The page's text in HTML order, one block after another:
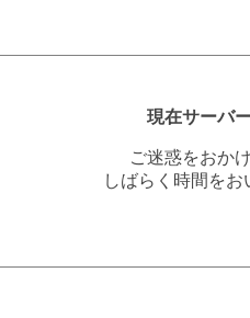
現在サーバ
ご迷惑をおか
しばらく時間を